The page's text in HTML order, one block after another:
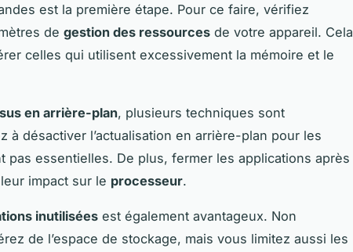
est la première étape. Pour ce faire, vérifiez
de gestion des ressources de votre appareil. Cela
celles qui utilisent excessivement la mémoire et le
en arrière-plan, plusieurs techniques sont
à désactiver l’actualisation en arrière-plan pour les
pas essentielles. De plus, fermer les applications après
impact sur le processeur.
inutilisées est également avantageux. Non
de l’espace de stockage, mais vous limitez aussi les